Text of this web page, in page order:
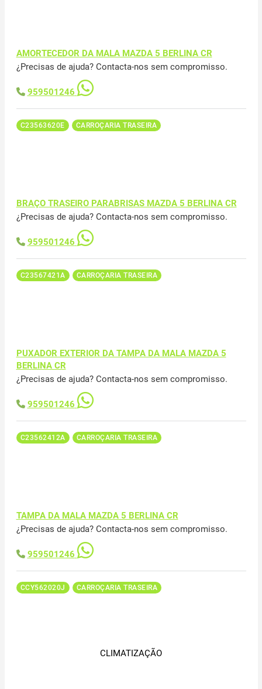
AMORTECEDOR DA MALA MAZDA 5 BERLINA CR
¿Precisas de ajuda? Contacta-nos sem compromisso.
959501246
C23563620E CARROÇARIA TRASEIRA
BRAÇO TRASEIRO PARABRISAS MAZDA 5 BERLINA CR
¿Precisas de ajuda? Contacta-nos sem compromisso.
959501246
C23567421A CARROÇARIA TRASEIRA
PUXADOR EXTERIOR DA TAMPA DA MALA MAZDA 5
BERLINA CR
¿Precisas de ajuda? Contacta-nos sem compromisso.
959501246
C23562412A CARROÇARIA TRASEIRA
TAMPA DA MALA MAZDA 5 BERLINA CR
¿Precisas de ajuda? Contacta-nos sem compromisso.
959501246
CCY562020J CARROÇARIA TRASEIRA
CLIMATIZAÇÃO